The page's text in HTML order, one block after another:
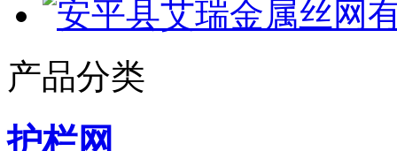
产品分类
护栏网